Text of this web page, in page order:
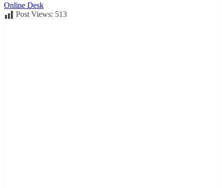
Online Desk
Post Views: 513